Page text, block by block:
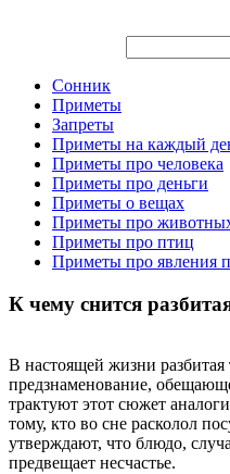
Сонник
Приметы
Запреты
Приметы на каждый
Приметы про человека
Приметы про деньги
Приметы о вещах
Приметы про
Приметы про птиц
Приметы про явления
К чему снится
В настоящей жизни разбитая
предзнаменование,
трактуют этот сюжет
тому, кто во сне расколол
утверждают, что блюдо,
предвещает несчастье.